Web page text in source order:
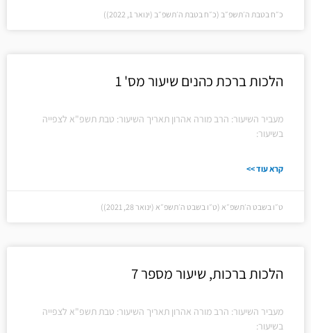
כ״ח בטבת ה׳תשפ״ב (כ״ח בטבת ה׳תשפ״ב (ינואר 1, 2022))
הלכות ברכת כהנים שיעור מס' 1
מעביר השיעור: הרב מורה אהרון תאריך השיעור: טבת תשפ"א לצפייה
בשיעור:
קרא עוד >>
ט״ו בשבט ה׳תשפ״א (ט״ו בשבט ה׳תשפ״א (ינואר 28, 2021))
הלכות ברכות, שיעור מספר 7
מעביר השיעור: הרב מורה אהרון תאריך השיעור: טבת תשפ"א לצפייה
בשיעור: